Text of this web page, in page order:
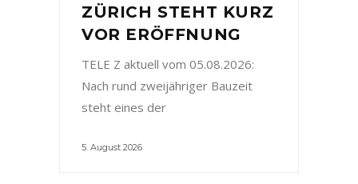
ZÜRICH STEHT KURZ
VOR ERÖFFNUNG
TELE Z aktuell vom 05.08.2026:
Nach rund zweijähriger Bauzeit
steht eines der
5. August 2026